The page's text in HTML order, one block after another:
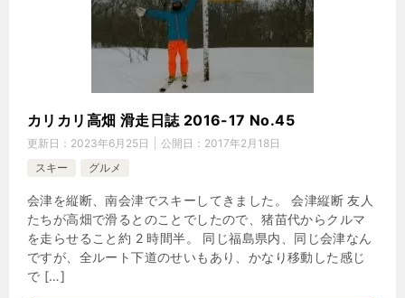
カリカリ高畑 滑走日誌 2016-17 No.45
更新日： 2023年6月25日 公開日： 2017年2月18日
スキー
グルメ
会津を縦断、南会津でスキーしてきました。 会津縦断 友人
たちが高畑で滑るとのことでしたので、猪苗代からクルマ
を走らせること約 2 時間半。 同じ福島県内、同じ会津なん
ですが、全ルート下道のせいもあり、かなり移動した感じ
で […]